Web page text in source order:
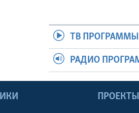
ТВ ПРОГРАММЫ
РАДИО
ПРОЕКТЫ